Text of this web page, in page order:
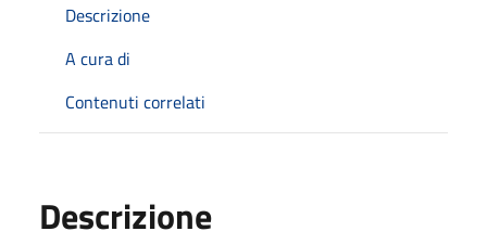
Descrizione
A cura di
Contenuti correlati
Descrizione